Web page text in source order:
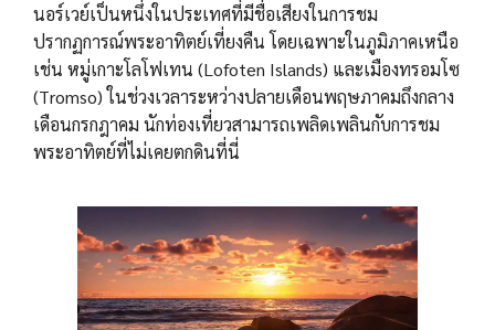
นอร์เวย์เป็นหนึ่งในประเทศที่มีชื่อเสียงในการชม
ปรากฏการณ์พระอาทิตย์เที่ยงคืน โดยเฉพาะในภูมิภาคเหนือ
เช่น หมู่เกาะโลโฟเทน (Lofoten Islands) และเมืองทรอมโซ
(Tromso) ในช่วงเวลาระหว่างปลายเดือนพฤษภาคมถึงกลาง
เดือนกรกฎาคม นักท่องเที่ยวสามารถเพลิดเพลินกับการชม
พระอาทิตย์ที่ไม่เคยตกดินที่นี่